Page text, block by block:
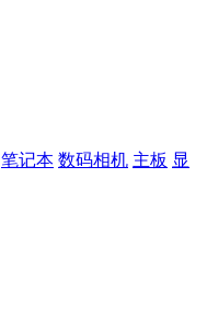
笔记本 数码相机 主板 显